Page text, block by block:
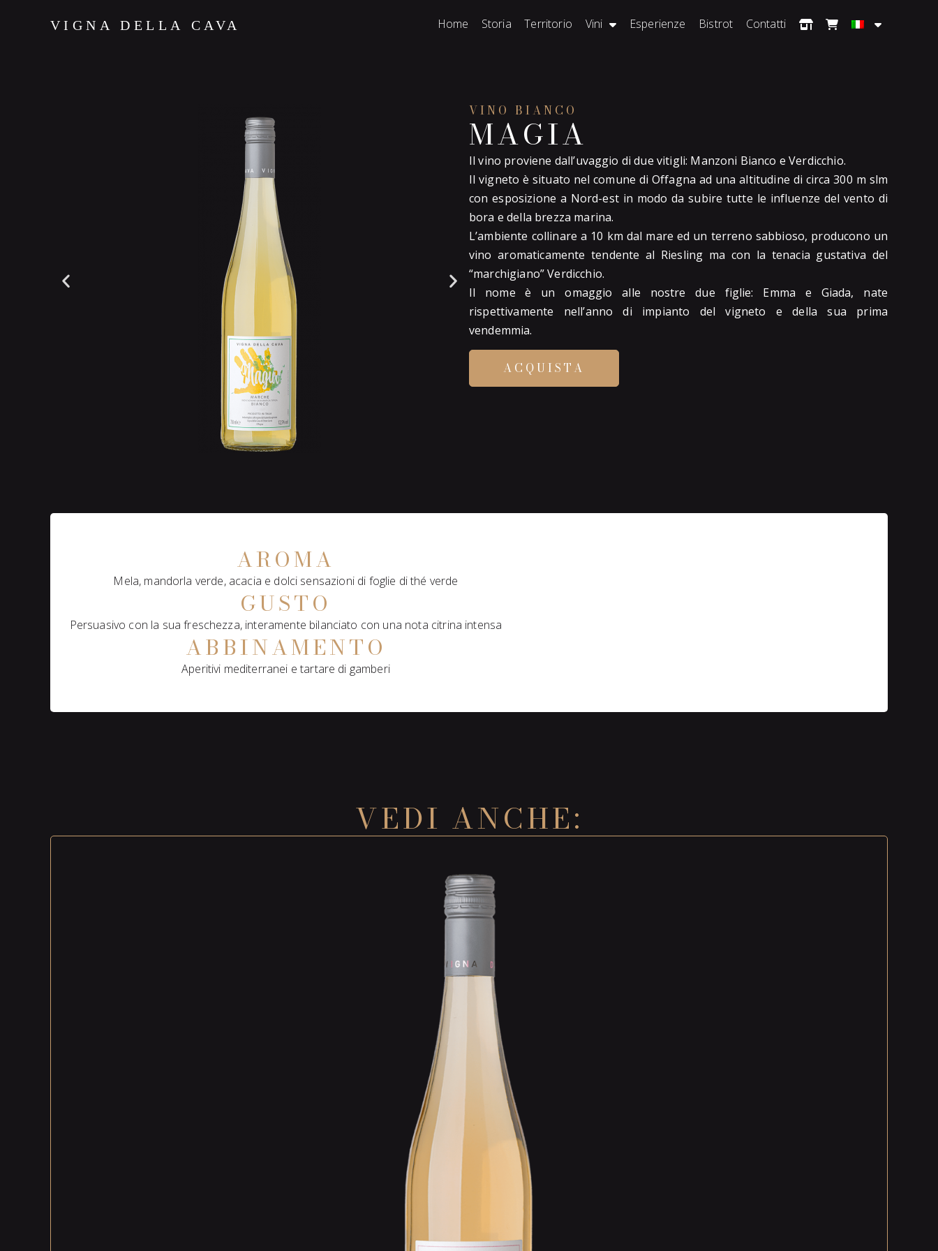
Home Storia Territorio Vini Esperienze Bistrot Contatti
VINO BIANCO
MAGIA
Il vino proviene dall’uvaggio di due vitigli: Manzoni Bianco e Verdicchio.
Il vigneto è situato nel comune di Offagna ad una altitudine di circa 300 m slm
con esposizione a Nord-est in modo da subire tutte le influenze del vento di
bora e della brezza marina.
L’ambiente collinare a 10 km dal mare ed un terreno sabbioso, producono un
vino aromaticamente tendente al Riesling ma con la tenacia gustativa del
“marchigiano” Verdicchio.
Il nome è un omaggio alle nostre due figlie: Emma e Giada, nate
rispettivamente nell’anno di impianto del vigneto e della sua prima
vendemmia.
ACQUISTA
AROMA
Mela, mandorla verde, acacia e dolci sensazioni di foglie di thé verde
GUSTO
Persuasivo con la sua freschezza, interamente bilanciato con una nota citrina intensa
ABBINAMENTO
Aperitivi mediterranei e tartare di gamberi
VEDI ANCHE: